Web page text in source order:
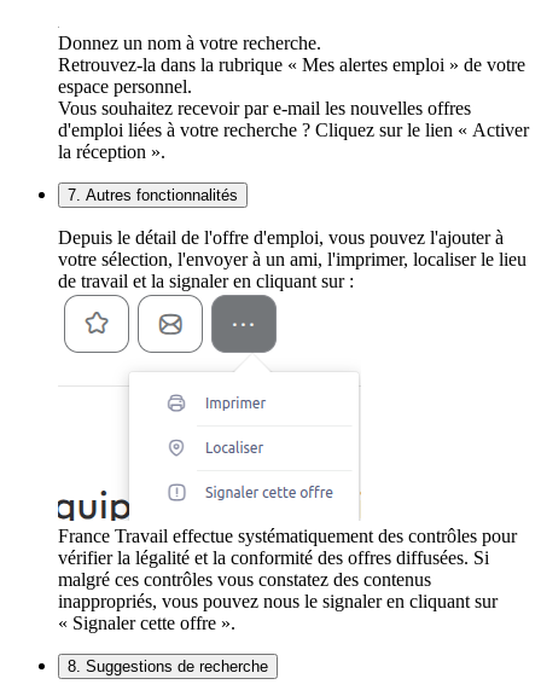
Donnez un nom à votre recherche.
Retrouvez-la dans la rubrique « Mes alertes emploi » de votre
espace personnel.
Vous souhaitez recevoir par e-mail les nouvelles offres
d'emploi liées à votre recherche ? Cliquez sur le lien « Activer
la réception ».
7. Autres fonctionnalités
Depuis le détail de l'offre d'emploi, vous pouvez l'ajouter à
votre sélection, l'envoyer à un ami, l'imprimer, localiser le lieu
de travail et la signaler en cliquant sur :
France Travail effectue systématiquement des contrôles pour
vérifier la légalité et la conformité des offres diffusées. Si
malgré ces contrôles vous constatez des contenus
inappropriés, vous pouvez nous le signaler en cliquant sur
« Signaler cette offre ».
8. Suggestions de recherche